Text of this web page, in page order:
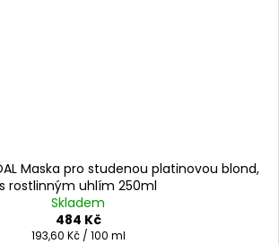
Maska pro studenou platinovou blond,
s rostlinným uhlím 250ml
Skladem
484 Kč
Měrná
193,60 Kč / 100 ml